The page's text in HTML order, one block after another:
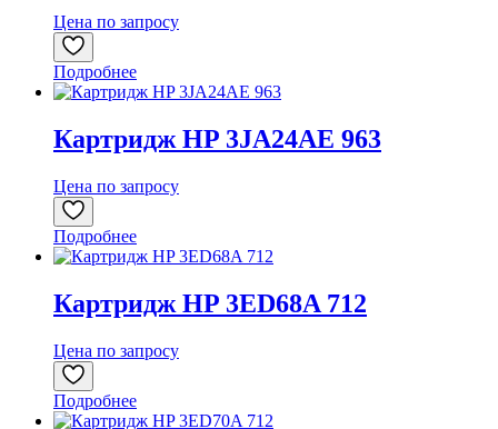
Цена по запросу
Подробнее
Картридж HP 3JA24AE 963
Цена по запросу
Подробнее
Картридж HP 3ED68A 712
Цена по запросу
Подробнее